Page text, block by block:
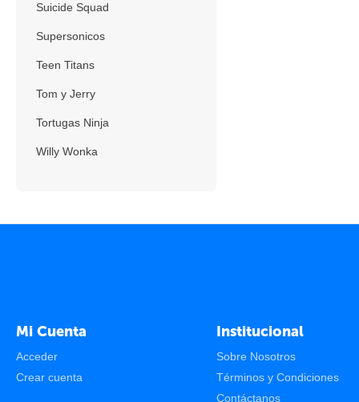
Suicide Squad
Supersonicos
Teen Titans
Tom y Jerry
Tortugas Ninja
Willy Wonka
Mi Cuenta
Acceder
Crear cuenta
Institucional
Sobre Nosotros
Términos y Condiciones
Contáctanos